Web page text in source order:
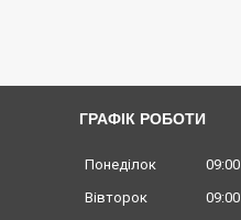
ГРАФІК РОБОТИ
Понеділок 09:00
Вівторок
09:00